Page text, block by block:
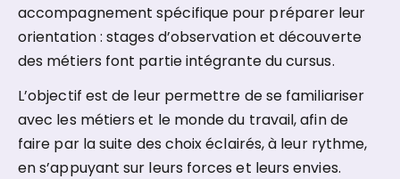
accompagnement spécifique pour préparer leur
orientation : stages d’observation et découverte
des métiers font partie intégrante du cursus.
L’objectif est de leur permettre de se familiariser
avec les métiers et le monde du travail, afin de
faire par la suite des choix éclairés, à leur rythme,
en s’appuyant sur leurs forces et leurs envies.